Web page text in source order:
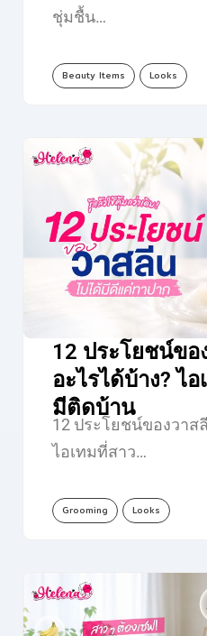
ชุ่มชื้น…
Beauty Items Looks
12 ประโยชน์ขอ
อะไรได้บ้าง? ไ
มีติดบ้าน
12 ประโยชน์ของวาส
ไอเทมที่สาว…
Grooming Looks